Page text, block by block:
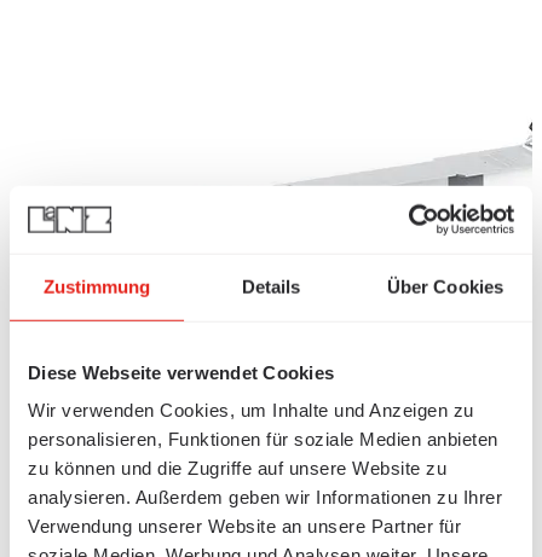
Zustimmung Details Über Cookies
Diese Webseite verwendet Cookies
Wir verwenden Cookies, um Inhalte und Anzeigen zu
personalisieren, Funktionen für soziale Medien anbieten
zu können und die Zugriffe auf unsere Website zu
analysieren. Außerdem geben wir Informationen zu Ihrer
Verwendung unserer Website an unsere Partner für